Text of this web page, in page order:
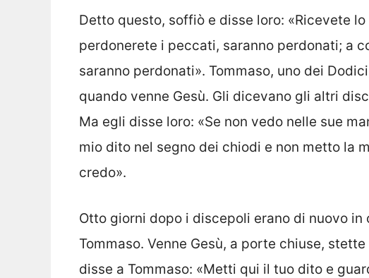
Detto questo, soffiò e disse loro: «Ricevete
perdonerete i peccati, saranno perdonati; a
saranno perdonati». Tommaso, uno dei
quando venne Gesù. Gli dicevano gli altri
Ma egli disse loro: «Se non vedo nelle sue
mio dito nel segno dei chiodi e non metto la
credo».
Otto giorni dopo i discepoli erano di nuovo in
Tommaso. Venne Gesù, a porte chiuse,
disse a Tommaso: «Metti qui il tuo dito e